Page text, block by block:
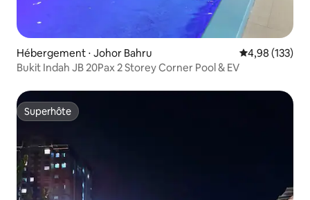
Hébergement ⋅ Johor Bahru Évaluation
4,98 (133)
Bukit Indah JB 20Pax 2 Storey Corner Pool & EV
Superhôte
Superhôte